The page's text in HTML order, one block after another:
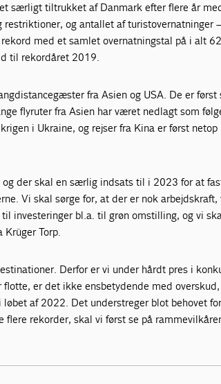
særligt tiltrukket af Danmark efter flere år
og antallet af turistovernatninger
med et samlet overnatningstal på i alt
til rekordåret 2019.
fra Asien og USA. De er først
flyruter fra Asien har været nedlagt som
i Ukraine, og rejser fra Kina er først netop
der skal en særlig indsats til i 2023 for at
Vi skal sørge for, at der er nok arbejdskraft,
investeringer bl.a. til grøn omstilling, og vi
Krüger Torp.
Derfor er vi under hårdt pres i
er det ikke ensbetydende med
af 2022. Det understreger blot behovet
flere rekorder, skal vi først se på